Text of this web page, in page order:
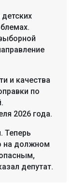
и качества
по
2026 года.
Теперь
на должном
депутат.